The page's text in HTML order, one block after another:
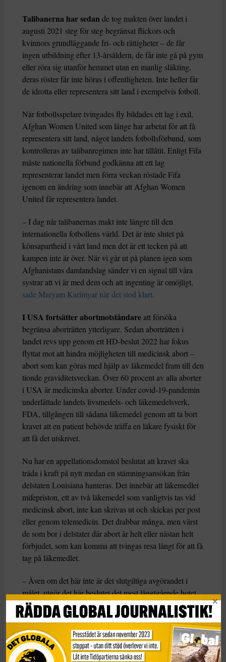
Talibanerna har sedan de tog makten över landet i
augusti 2021 steg för steg begränsat flickors och
kvinnors grundläggande fri- och rättigheter – de får
ingen utbildning efter 13-årsåldern, de får inte gå på gym
eller röra sig utanför hemmet utan en manlig släkting,
deras röster får inte höras i offentligheten. Inte heller får
de idrotta eller representera sitt land i exempelvis fotboll.
När fotbollsspelare tvingades fly bildades ett lag i exil,
Afghan Women United som länge har arbetat för att få
representera sitt land, något landets fotbollsförbund, som
kontrolleras av talibanregimen inte har tillåtit. Enligt Fifa
måste nationella förbund godkänna att ett lag
representerar landet men förra veckan röstade Fifa
igenom en ändring som innebär att Afghan Women
United får representera landet.
– I dag når talibanernas makt inte längre till den
internationella fotbollens värld. Det är inte slutet på
könsapartheid i vårt land men det är ett tecken på att
kampen inte är över. När vi går ut på planen igen som
Afghanistans damlandslag sänder vi en signal till våra
systrar att vi är med dem och att ingenting är omöjligt,
sade Maryam Karimyar när det stod klart.
I USA fortsätter abortmotståndareatt försöka
begränsa aborträtten ytterligare. Sedan aborträtten i
landet revs upp genom ett HD-beslut 2022 har fokus
flyttat mot att hindra möjligheten till medicinsk abort –
abort som kan göras med hjälp av läkemedel fram till den
tionde graviditetsveckan. Över 60 procent av alla aborter
i USA är medicinska aborter. Under covid-19-pandemin
underlättade landets livsmedels- och läkemedelsverk,
FDA, tillgången till sådana läkemedel genom att ta bort
kravet att en patient behövde träffa en läkare fysiskt för
att få det utskrivet.
Nu har en appellationsdomstol beslutat att kravet ska
träda i kraft på nytt medan en stämningsansökan från
delstaten Louisiana hanteras. Det innebär att läkemedlet
mifepriston, ett av två läkemedel som vanligtvis tas vid
medicinsk abort, inte kan skrivas ut och skickas per post
eller genom telemedicin. Det drabbar många, men värst
de som bor i delstater där abort är helt eller nästan helt
förbjudet, som kan komma att tvingas resa långt för att få
tag på läkemedlet.
– Även om det här inte är det slutgiltiga avgörandet i
målet, utgör det här beslutet det mest långtgående hotet
mot aborträtten sedan upphävandet av Roe v Wade. Om
det får bestå skulle det kraftigt begränsa tillgången till
mifepriston i alla delstater, inklusive de där abort i stor
utsträckning är laglig och där väljarna har agerat för att
skydda aborträtten,säger Kelly Baden som jobbar på the